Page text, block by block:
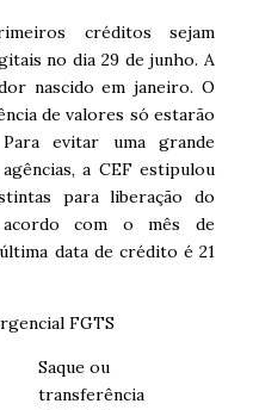
créditos sejam
no dia 29 de junho. A
nascido em janeiro. O
de valores só estarão
evitar uma grande
a CEF estipulou
para liberação do
com o mês de
data de crédito é 21
FGTS
Saque ou
transferência